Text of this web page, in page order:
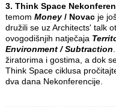
3. Think Space
temom Money/ Novacje
družili se uz Architects' talk
ovogodišnjih natječaja
Environment / Subtraction
žiratorima i gostima, a dok
Think Space ciklusa
dva dana Nekonferencije.